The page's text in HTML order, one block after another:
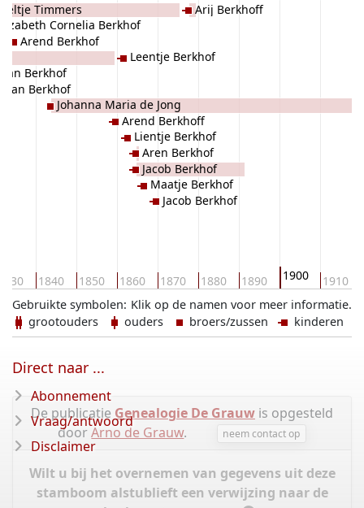
1840 1850 1860 1870 1880 1890 1900 1910
Timmers
Lizabeth Cornelia Berkhof
Jan Berkhof
Jan Berkhof
Arend Berkhof
Johanna Maria de Jong
Arend Berkhoff
Leentje Berkhof
Lientje Berkhof
Aren Berkhof
Jacob Berkhof
Maatje Berkhof
Jacob Berkhof
Arij Berkhoff
Klik op de namen voor meer informatie.
Gebruikte symbolen:
grootouders
ouders broers/zussen kinderen
De publicatie Genealogie De Grauw is opgesteld
doorArno de Grauw. neem contact op
Wilt u bij het overnemen van gegevens uit deze
stamboom alstublieft een verwijzing naar de
Direct naar ...
Abonnement
Vraag/antwoord
Disclaimer